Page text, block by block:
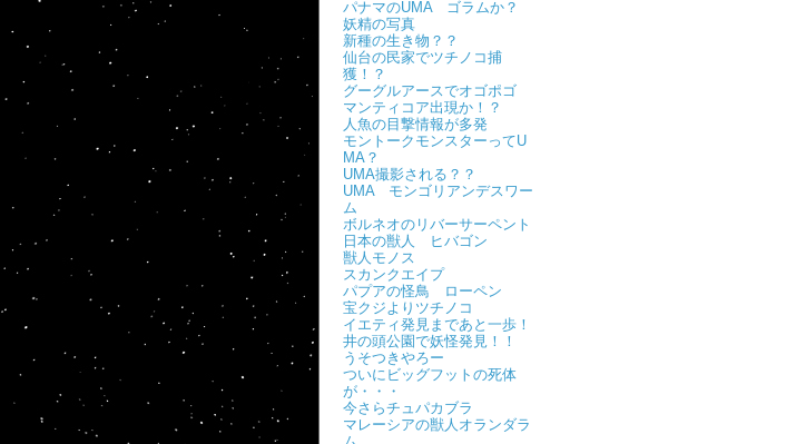
パナマのUMA ゴラムか？
妖精の写真
新種の生き物？？
仙台の民家でツチノコ捕
獲！？
グーグルアースでオゴポゴ
マンティコア出現か！？
人魚の目撃情報が多発
モントークモンスターってU
MA？
UMA撮影される？？
UMA モンゴリアンデスワー
ム
ボルネオのリバーサーペント
日本の獣人 ヒバゴン
獣人モノス
スカンクエイプ
パプアの怪鳥 ローペン
宝クジよりツチノコ
イエティ発見まであと一歩！
井の頭公園で妖怪発見！！
うそつきやろー
ついにビッグフットの死体
が・・・
今さらチュパカブラ
マレーシアの獣人オランダラ